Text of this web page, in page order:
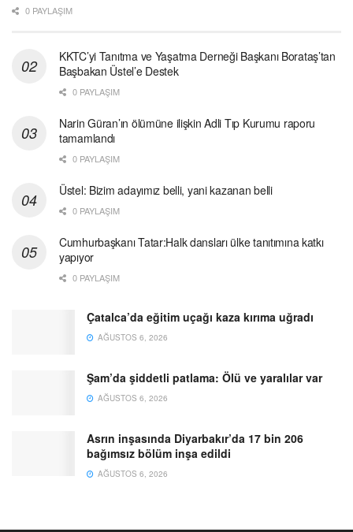
0 PAYLAŞIM
KKTC’yi Tanıtma ve Yaşatma Derneği Başkanı Borataş’tan
Başbakan Üstel’e Destek
0 PAYLAŞIM
Narin Güran’ın ölümüne ilişkin Adli Tıp Kurumu raporu
tamamlandı
0 PAYLAŞIM
Üstel: Bizim adayımız belli, yani kazanan belli
0 PAYLAŞIM
Cumhurbaşkanı Tatar:Halk dansları ülke tanıtımına katkı
yapıyor
0 PAYLAŞIM
Çatalca’da eğitim uçağı kaza kırıma uğradı
AĞUSTOS 6, 2026
Şam’da şiddetli patlama: Ölü ve yaralılar var
AĞUSTOS 6, 2026
Asrın inşasında Diyarbakır’da 17 bin 206
bağımsız bölüm inşa edildi
AĞUSTOS 6, 2026